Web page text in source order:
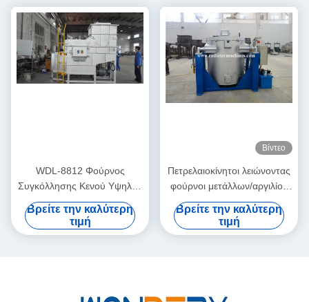
WDL-8812 Φούρνος
Συγκόλλησης Κενού Υψηλής
Θερμοκρασίας με Γραφίτη
Θέρμανσης – WUXI
WONDERY
Βρείτε την καλύτερη
τιμή
Βίντεο
Πετρελαιοκίνητοι λειώνοντας
φούρνοι μετάλλων/αργιλίου
με το καίγοντας σύστημα
350KG σωλήνων
Βρείτε την καλύτερη
τιμή